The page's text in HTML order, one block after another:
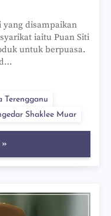
yang disampaikan
iaitu Puan Siti
untuk berpuasa.
Terengganu
Shaklee Muar